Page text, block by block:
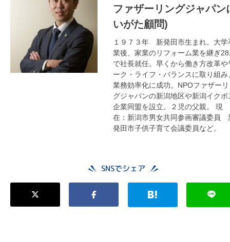
ファザーリングジャパン
いがた顧問)
１９７３年 新発田市生まれ。大学
業後、家業のリフォーム業を継ぎ
で社長就任。早くから働き方改革や
ーク・ライフ・バランスに取り組み
業務効率化に成功。NPOファザー
グジャパンの新潟地区や新潟イクボ
企業同盟を設立。２児の父親。 現
在：新潟市男女共同参画審議委員
発田市子供子育て会議委員など。
SNSでシェア